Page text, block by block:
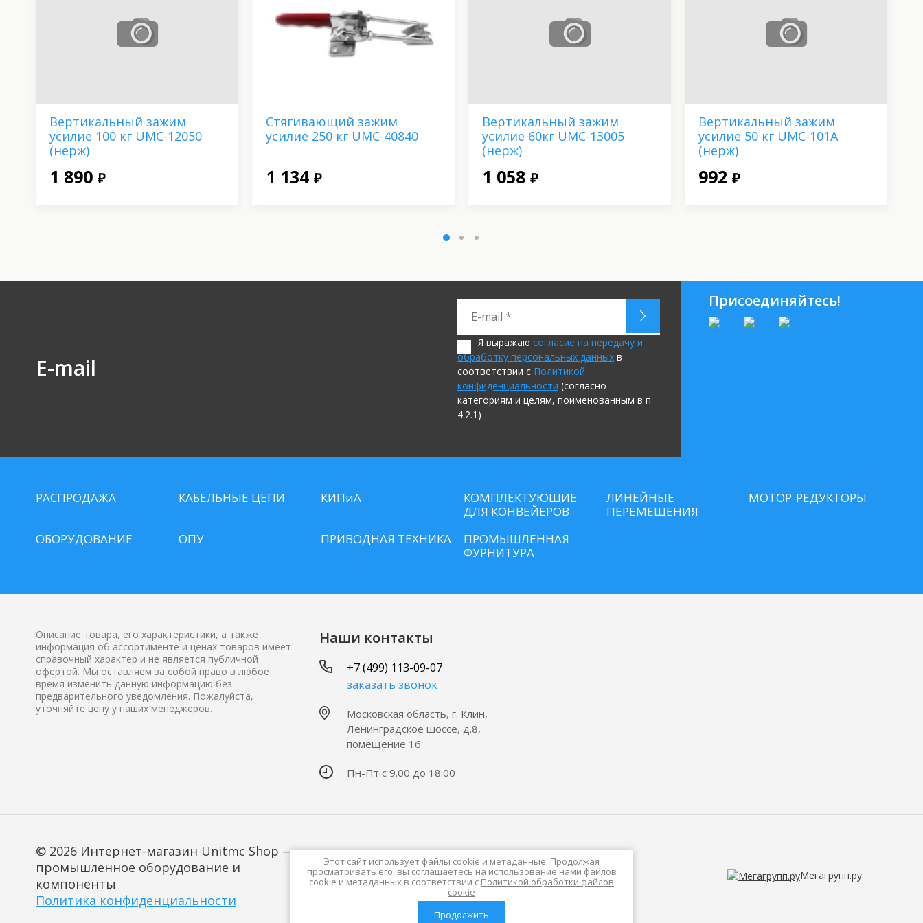
Вертикальный зажим
усилие 100 кг UMC-12050
(нерж)
1 890 ₽
Стягивающий зажим
усилие 250 кг UMC-40840
1 134 ₽
Вертикальный зажим
усилие 60кг UMC-13005
(нерж)
1 058 ₽
Вертикальный зажим
усилие 50 кг UMC-101A
(нерж)
992 ₽
E-mail
Я выражаю согласие на передачу и
обработку персональных данных в
соответствии с Политикой
конфиденциальности (согласно
категориям и целям, поименованным в п.
4.2.1)
Присоединяйтесь!
РАСПРОДАЖА КАБЕЛЬНЫЕ ЦЕПИ КИПиА
КОМПЛЕКТУЮЩИЕ
ДЛЯ КОНВЕЙЕРОВ
ЛИНЕЙНЫЕ
ПЕРЕМЕЩЕНИЯ
МОТОР-РЕДУКТОРЫ
ОБОРУДОВАНИЕ ОПУ ПРИВОДНАЯ ТЕХНИКА
ПРОМЫШЛЕННАЯ
ФУРНИТУРА
Описание товара, его характеристики, а также
информация об ассортименте и ценах товаров имеет
справочный характер и не является публичной
офертой. Мы оставляем за собой право в любое
время изменить данную информацию без
предварительного уведомления. Пожалуйста,
уточняйте цену у наших менеджеров.
Наши контакты
+7 (499) 113-09-07
заказать звонок
Московская область, г. Клин,
Ленинградское шоссе, д.8,
помещение 16
Пн-Пт с 9.00 до 18.00
© 2026 Интернет-магазин Unitmc Shop —
промышленное оборудование и
компоненты
Политика конфиденциальности
Мегагрупп.ру
Этот сайт использует файлы cookie и метаданные. Продолжая
просматривать его, вы соглашаетесь на использование нами файлов
cookie и метаданных в соответствии с Политикой обработки файлов
cookie
Продолжить